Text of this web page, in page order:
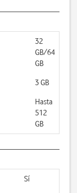
32
GB/64
GB
3 GB
Hasta
512
GB
Sí